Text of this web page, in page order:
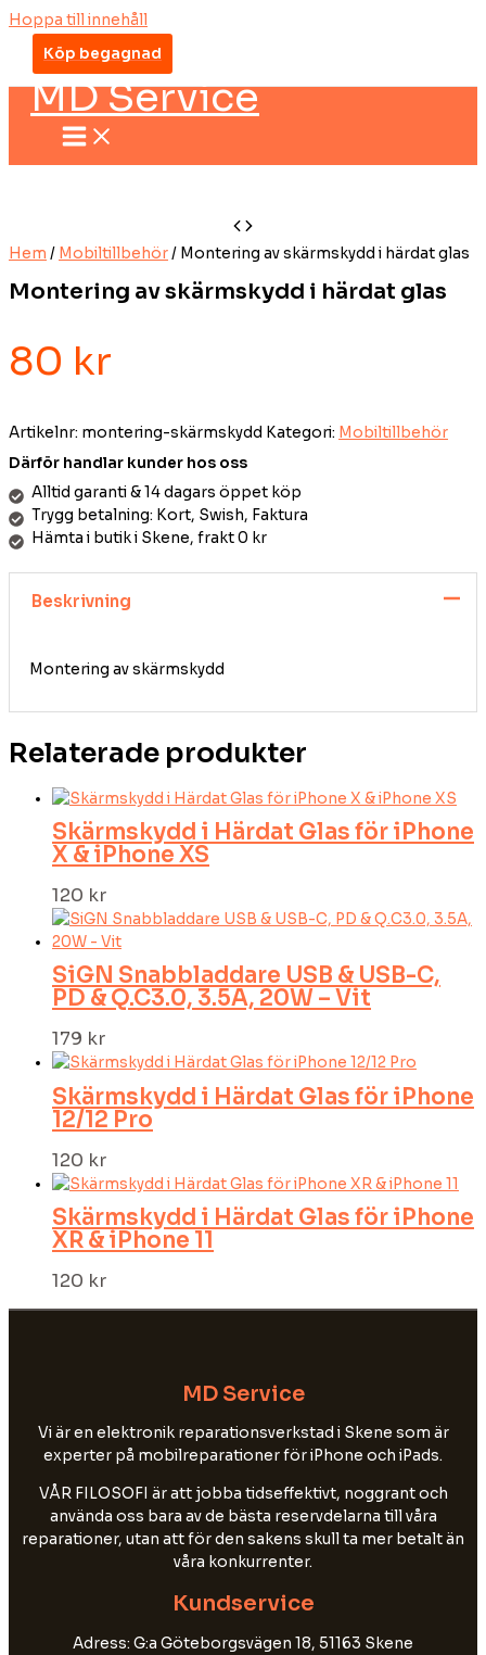
Hoppa till innehåll
Köp begagnad
MD Service
Hem / Mobiltillbehör/ Montering av skärmskydd i härdat glas
Montering av skärmskydd i härdat glas
80 kr
Artikelnr: montering-skärmskydd Kategori: Mobiltillbehör
Därför handlar kunder hos oss
Alltid garanti & 14 dagars öppet köp
Trygg betalning: Kort, Swish, Faktura
Hämta i butik i Skene, frakt 0 kr
Beskrivning
Montering av skärmskydd
Relaterade produkter
Skärmskydd i Härdat Glas för iPhone
X & iPhone XS
120 kr
SiGN Snabbladdare USB & USB-C,
PD & Q.C3.0, 3.5A, 20W – Vit
179 kr
Skärmskydd i Härdat Glas för iPhone
12/12 Pro
120 kr
Skärmskydd i Härdat Glas för iPhone
XR & iPhone 11
120 kr
MD Service
Vi är en elektronik reparationsverkstad i Skene som är
experter på mobilreparationer för iPhone och iPads.
VÅR FILOSOFI är att jobba tidseffektivt, noggrant och
använda oss bara av de bästa reservdelarna till våra
reparationer, utan att för den sakens skull ta mer betalt än
våra konkurrenter.
Kundservice
Adress: G:a Göteborgsvägen 18, 51163 Skene